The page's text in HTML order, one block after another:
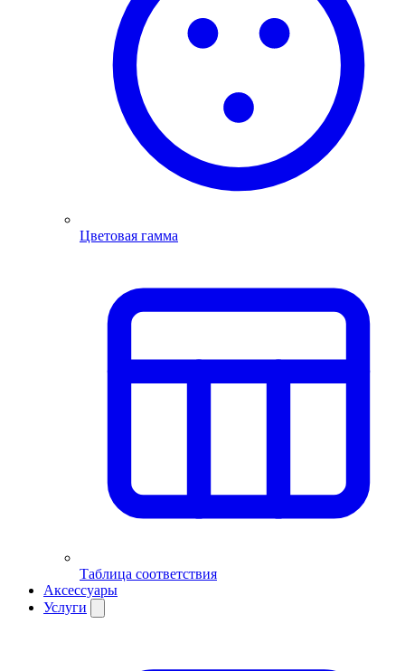
Цветовая гамма
Таблица соответствия
Аксессуары
Услуги